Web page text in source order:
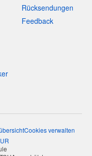
Rücksendungen
Feedback
Cookies verwalten